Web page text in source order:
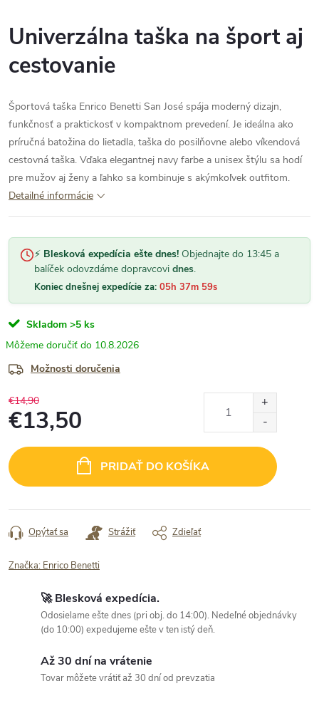
Univerzálna taška na šport aj
cestovanie
Športová taška Enrico Benetti San José spája moderný dizajn,
funkčnosť a praktickosť v kompaktnom prevedení. Je ideálna ako
príručná batožina do lietadla, taška do posilňovne alebo víkendová
cestovná taška. Vďaka elegantnej navy farbe a unisex štýlu sa hodí
pre mužov aj ženy a ľahko sa kombinuje s akýmkoľvek outfitom.
Detailné informácie
⚡ Blesková expedícia ešte dnes! Objednajte do 13:45 a
balíček odovzdáme dopravcovi dnes.
Koniec dnešnej expedície za: 05h 37m 58s
Skladom >5 ks
10.8.2026
Možnosti doručenia
€14,90
€13,50
cena:
PRIDAŤ DO KOŠÍKA
Opýtať sa Strážiť Zdieľať
Značka: Enrico Benetti
🚀 Blesková expedícia.
Odosielame ešte dnes (pri obj. do 14:00). Nedeľné objednávky
(do 10:00) expedujeme ešte v ten istý deň.
Až 30 dní na vrátenie
Tovar môžete vrátiť až 30 dní od prevzatia